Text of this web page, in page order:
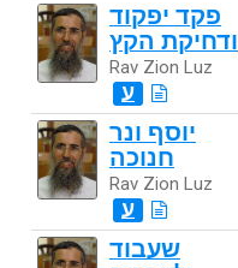
פקד יפקוד
ודחיקת הקץ
Rav Zion Luz
ע
יוסף ונר
חנוכה
Rav Zion Luz
ע
שעבוד